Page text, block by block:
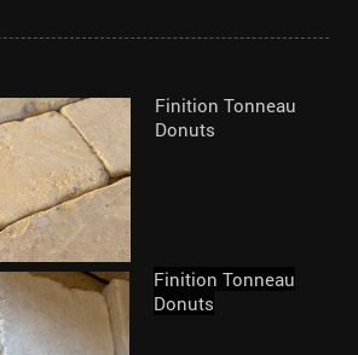
Finition Tonneau
Donuts
Finition Tonneau
Donuts